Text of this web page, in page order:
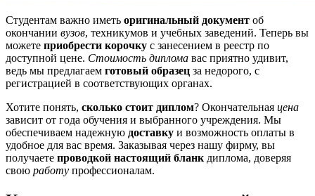
Студентам важно иметь оригинальный документ об
окончании вузов, техникумов и учебных заведений. Теперь вы
можете приобрести корочку с занесением в реестр по
доступной цене. Стоимость диплома вас приятно удивит,
ведь мы предлагаем готовый образец за недорого, с
регистрацией в соответствующих органах.
Хотите понять, сколько стоит диплом? Окончательная цена
зависит от года обучения и выбранного учреждения. Мы
обеспечиваем надежную доставку и возможность оплаты в
удобное для вас время. Заказывая через нашу фирму, вы
получаете проводкой настоящий бланк диплома, доверяя
свою работу профессионалам.